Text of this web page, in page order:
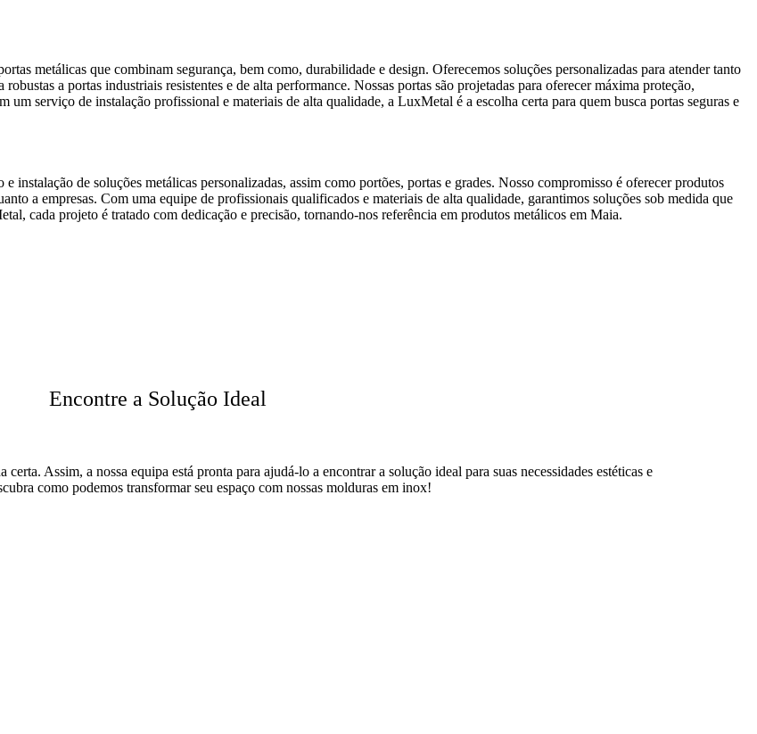
metálicas que combinam segurança, bem como, durabilidade e design. Oferecemos soluções personalizadas para atender tanto
a portas industriais resistentes e de alta performance. Nossas portas são projetadas para oferecer máxima proteção,
serviço de instalação profissional e materiais de alta qualidade, a LuxMetal é a escolha certa para quem busca portas seguras e
instalação de soluções metálicas personalizadas, assim como portões, portas e grades. Nosso compromisso é oferecer produtos
a empresas. Com uma equipe de profissionais qualificados e materiais de alta qualidade, garantimos soluções sob medida que
cada projeto é tratado com dedicação e precisão, tornando-nos referência em produtos metálicos em Maia.
Encontre a Solução Ideal
certa. Assim, a nossa equipa está pronta para ajudá-lo a encontrar a solução ideal para suas necessidades estéticas e
como podemos transformar seu espaço com nossas molduras em inox!